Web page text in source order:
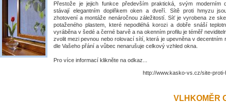
Přestože je jejich funkce především praktická, svým moderním
stávají elegantním doplňkem oken a dveří. Sítě proti hmyzu
zhotovení a montáže nenáročnou záležitostí. Síť je vyrobena ze
potaženého plastem, které nepodléhá korozi a dobře snáší
vyráběna v šedé a černé barvě a na okenním profilu je téměř
zvolit mezi pevnou nebo rolovací sítí, která je upevněna v decentním
dle Vašeho přání a vůbec nenarušuje celkový vzhled okna.
Pro více informací klikněte na odkaz...
http://www.kasko-vs.cz/site-
VLHKOMĚR